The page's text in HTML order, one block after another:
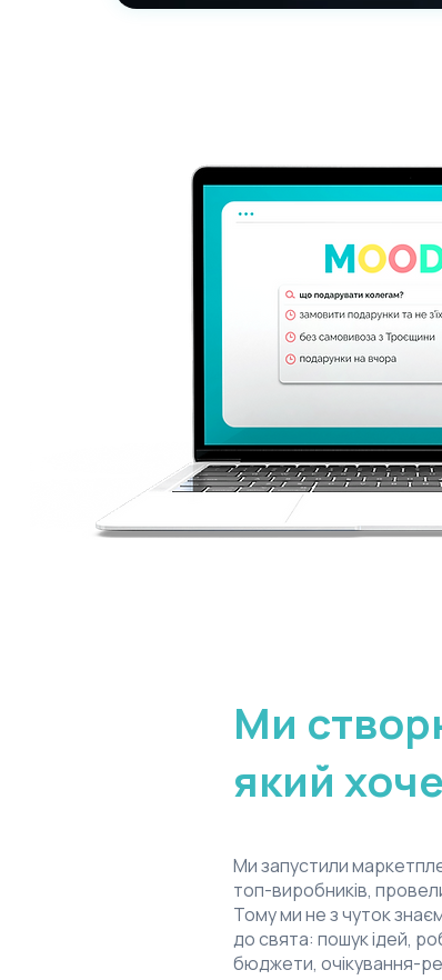
Ми
який
Ми запустили
топ-виробників,
Тому ми не з чуток
до свята: пошук ідей,
бюджети, очікування-